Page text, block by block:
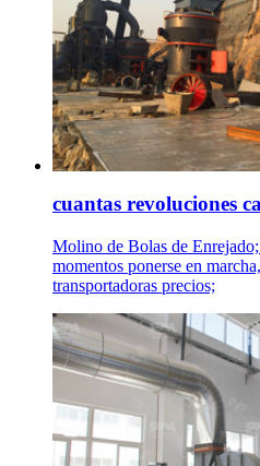
cuantas revoluciones
Molino de Bolas de
momentos ponerse en
transportadoras precios;